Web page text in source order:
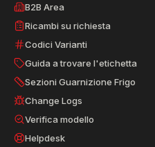
B2B Area
Ricambi su richiesta
Codici Varianti
Guida a trovare l'etichetta
Sezioni Guarnizione Frigo
Change Logs
Verifica modello
Helpdesk